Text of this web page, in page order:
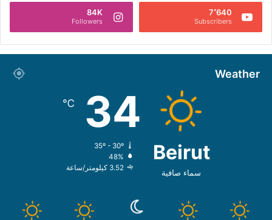
7٬640
Subscribers
84K
Followers
Weather
Beirut
سماء صافية
34
℃
35º - 30º
48%
3.52 كيلومتر/ساعة